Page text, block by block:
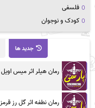
فلسفی
کودک و نوجوان
جدید ها
رمان هیلر اثر میس اویل
رمان نطفه اثر گل رز قرمز